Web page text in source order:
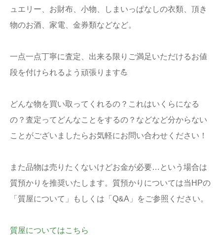
ュエリー、お財布、小物、しまいっぱなしの衣類、頂き
物のお酒、家電、金券類などなど。
一点一点丁寧に査定、出来る限りご満足いただけるお値
段を付けられるよう頑張ります💪
どんな物を買い取ってくれるの？これはいくらになる
の？査定ってどんなことをするの？などなど分からない
ことがございましたらお気軽にお問い合わせください！
また品物は売りたくないけどお金が必要…という場合は
質預かりを推奨いたします。質預かりについては当HPの
「質屋について」もしくは「Q&A」をご参照ください。
質屋についてはこちら